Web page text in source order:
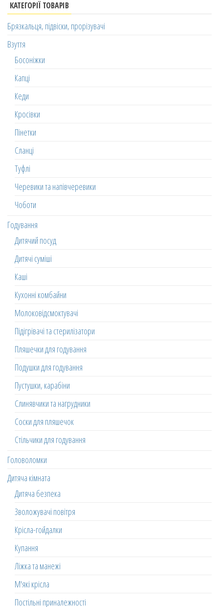
КАТЕГОРІЇ ТОВАРІВ
Брязкальця, підвіски, прорізувачі
Взуття
Босоніжки
Капці
Кеди
Кросівки
Пінетки
Сланці
Туфлі
Черевики та напівчеревики
Чоботи
Годування
Дитячий посуд
Дитячі суміші
Каші
Кухонні комбайни
Молоковідсмоктувачі
Підігрівачі та стерилізатори
Пляшечки для годування
Подушки для годування
Пустушки, карабіни
Слинявчики та нагрудники
Соски для пляшечок
Стільчики для годування
Головоломки
Дитяча кімната
Дитяча безпека
Зволожувачі повітря
Крісла-гойдалки
Купання
Ліжка та манежі
М'які крісла
Постільні приналежності